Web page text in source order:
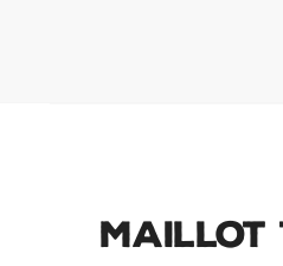
MAILLOT